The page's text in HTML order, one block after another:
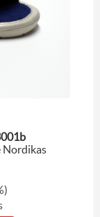
Nordikas